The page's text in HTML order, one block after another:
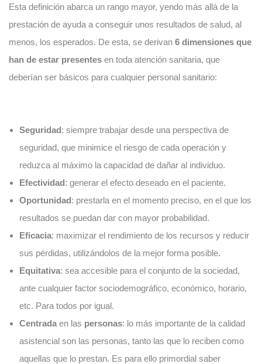
Esta definición abarca un rango mayor, yendo más allá de la
prestación de ayuda a conseguir unos resultados de salud, al
menos, los esperados. De esta, se derivan 6 dimensiones que
han de estar presentes en toda atención sanitaria, que
deberían ser básicos para cualquier personal sanitario:
Seguridad: siempre trabajar desde una perspectiva de
seguridad, que minimice el riesgo de cada operación y
reduzca al máximo la capacidad de dañar al individuo.
Efectividad: generar el efecto deseado en el paciente.
Oportunidad: prestarla en el momento preciso, en el que los
resultados se puedan dar con mayor probabilidad.
Eficacia: maximizar el rendimiento de los recursos y reducir
sus pérdidas, utilizándolos de la mejor forma posible.
Equitativa: sea accesible para el conjunto de la sociedad,
ante cualquier factor sociodemográfico, económico, horario,
etc. Para todos por igual.
Centrada en las personas: lo más importante de la calidad
asistencial son las personas, tanto las que lo reciben como
aquellas que lo prestan. Es para ello primordial saber